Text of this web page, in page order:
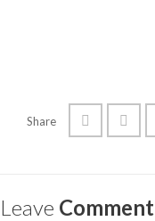
Share
Leave Comment